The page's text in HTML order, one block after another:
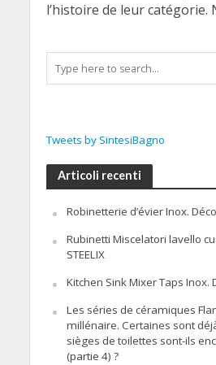
l’histoire de leur catégorie.
Tweets by SintesiBagno
Articoli recenti
Robinetterie d’évier Inox.
Rubinetti Miscelatori lavello
STEELIX
Kitchen Sink Mixer Taps Inox.
Les séries de céramiques
millénaire. Certaines sont
sièges de toilettes sont-ils
(partie 4) ?